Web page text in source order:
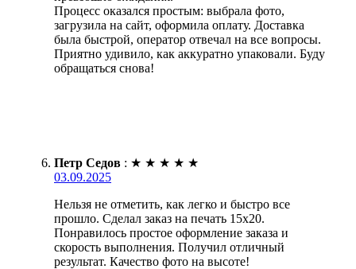
Процесс оказался простым: выбрала фото,
загрузила на сайт, оформила оплату. Доставка
была быстрой, оператор отвечал на все вопросы.
Приятно удивило, как аккуратно упаковали. Буду
обращаться снова!
Петр Седов : ★ ★ ★ ★ ★
03.09.2025
Нельзя не отметить, как легко и быстро все
прошло. Сделал заказ на печать 15х20.
Понравилось простое оформление заказа и
скорость выполнения. Получил отличный
результат. Качество фото на высоте!